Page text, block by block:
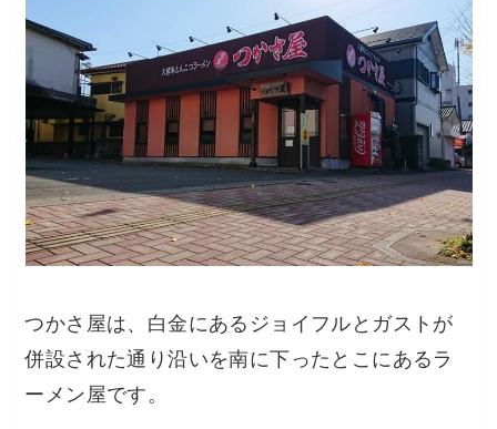
つかさ屋は、白金にあるジョイフルとガストが
併設された通り沿いを南に下ったとこにあるラ
ーメン屋です。